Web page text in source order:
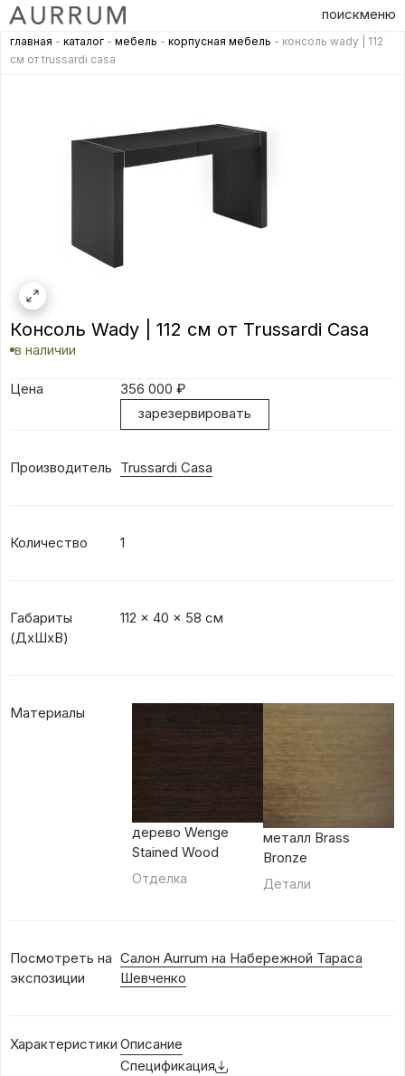
поискменю
главная - каталог - мебель - корпусная мебель - консоль wady | 112
см от trussardi casa
Консоль Wady | 112 см от Trussardi Casa
в наличии
Цена 356 000 ₽
зарезервировать
Производитель Trussardi Casa
Количество 1
Габариты
(ДхШхВ)
112 x 40 x 58 см
Материалы
дерево Wenge
Stained Wood
Отделка
металл Brass
Bronze
Детали
Посмотреть на
экспозиции
Салон Aurrum на Набережной Тараса
Шевченко
Характеристики Описание
Спецификация